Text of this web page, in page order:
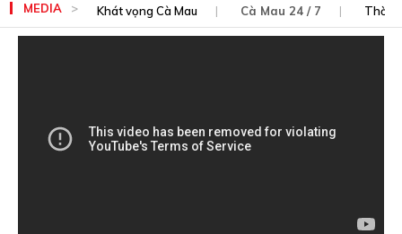
MEDIA Khát vọng Cà Mau Cà Mau 24 / 7 Thời